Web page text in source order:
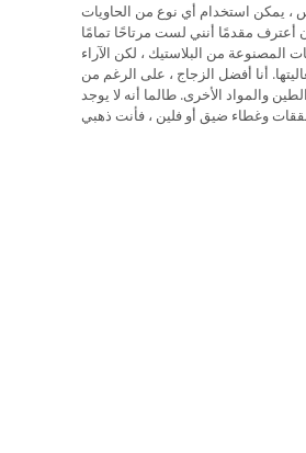
، يمكن استخدام أي نوع من الحاويات
أعترف مقدمًا أنني لست مرتاحًا تمامًا
المصنوعة من البلاستيك ، لكن الآراء
أنا أفضل الزجاج ، على الرغم من
والمواد الأخرى. طالما أنه لا يوجد